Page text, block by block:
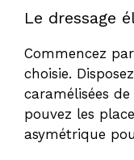
Le dressage
Commencez
choisie.
caramélisées
pouvez les
asymétrique